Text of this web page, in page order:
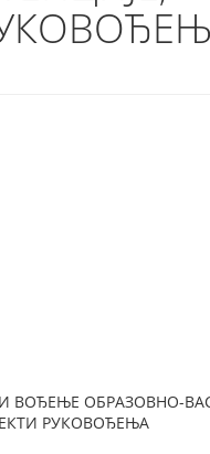
ВОЂЕЊЕ ОБРАЗОВНО-
РУКОВОЂЕЊА